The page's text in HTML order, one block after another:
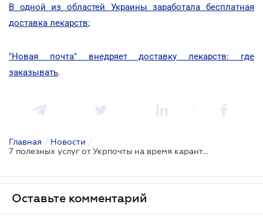
В одной из областей Украины заработала бесплатная
доставка лекарств;
"Новая почта" внедряет доставку лекарств: где
заказывать.
Главная / Новости /
7 полезных услуг от Укрпочты на время карантина
Оставьте комментарий